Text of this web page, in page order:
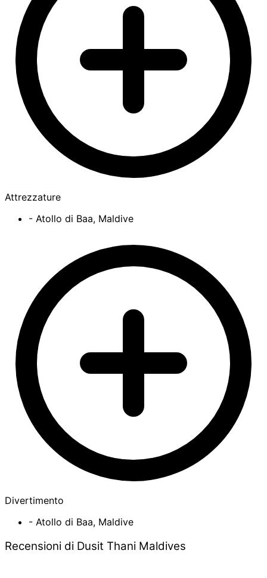
Attrezzature
- Atollo di Baa, Maldive
Divertimento
- Atollo di Baa, Maldive
Recensioni di Dusit Thani Maldives